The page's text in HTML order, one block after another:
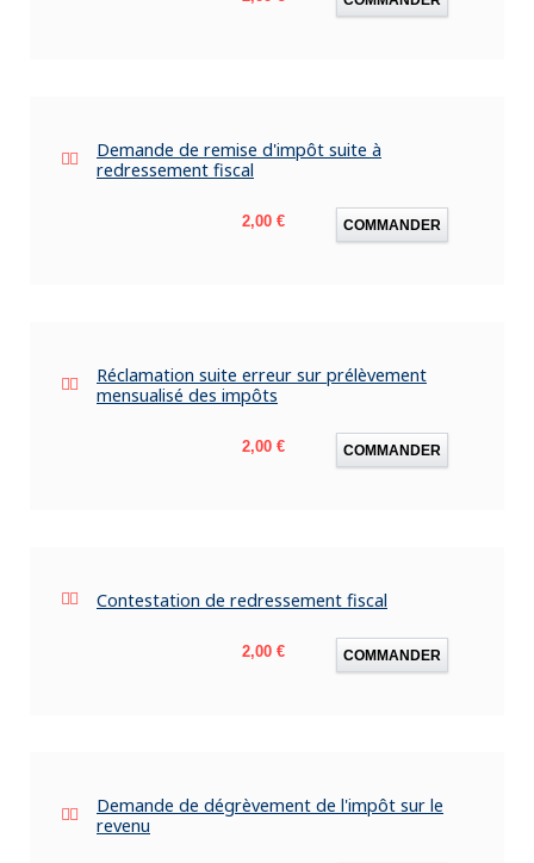
Demande de remise d'impôt suite à
redressement fiscal
Prix
2,00 € COMMANDER
Réclamation suite erreur sur prélèvement
mensualisé des impôts
Prix
2,00 € COMMANDER
Contestation de redressement fiscal
Prix
2,00 € COMMANDER
Demande de dégrèvement de l'impôt sur le
revenu